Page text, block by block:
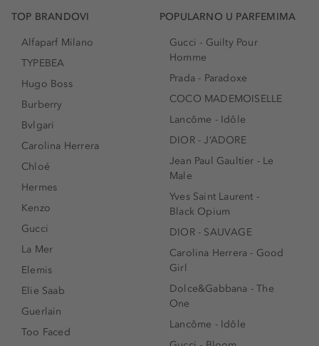
TOP BRANDOVI
Alfaparf Milano
TYPEBEA
Hugo Boss
Burberry
Bvlgari
Carolina Herrera
Chloé
Hermes
Kenzo
Gucci
La Mer
Elemis
Elie Saab
Guerlain
Too Faced
POPULARNO U PARFEMIMA
Gucci - Guilty Pour
Homme
Prada - Paradoxe
COCO MADEMOISELLE
Lancôme - Idôle
DIOR - J’ADORE
Jean Paul Gaultier - Le
Male
Yves Saint Laurent -
Black Opium
DIOR - SAUVAGE
Carolina Herrera - Good
Girl
Dolce&Gabbana - The
One
Lancôme - Idôle